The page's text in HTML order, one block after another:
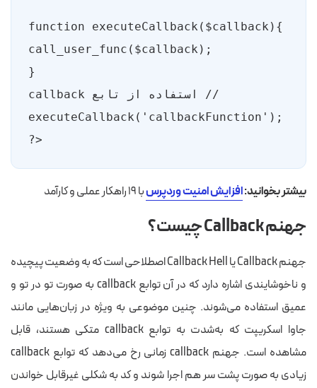
<?
بیشتر بخوانید:افزایش امنیت وردپرسبا ۱۹ راهکار عملی و کارآمد
جهنم Callback چیست؟
جهنم Callback یا Callback Hell اصطلاحی است که به وضعیت پیچیده
و ناخوشایندی اشاره دارد که در آن توابع callback به صورت تو در تو و
عمیق استفاده می‌شوند. چنین موضوعی به ویژه در زبان‌هایی مانند
جاوا اسکریپت که به‌شدت به توابع callback متکی هستند، قابل
مشاهده است. جهنم callback زمانی رخ می‌دهد که توابع callback
زیادی به صورت پشت سر هم اجرا شوند و کد به شکلی غیرقابل خواندن